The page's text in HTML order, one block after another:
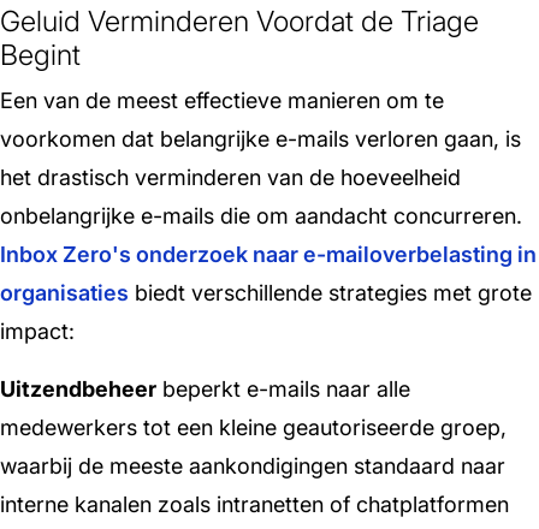
Geluid Verminderen Voordat de Triage
Begint
Een van de meest effectieve manieren om te
voorkomen dat belangrijke e-mails verloren gaan, is
het drastisch verminderen van de hoeveelheid
onbelangrijke e-mails die om aandacht concurreren.
Inbox Zero's onderzoek naar e-mailoverbelasting in
organisaties biedt verschillende strategies met grote
impact:
Uitzendbeheer beperkt e-mails naar alle
medewerkers tot een kleine geautoriseerde groep,
waarbij de meeste aankondigingen standaard naar
interne kanalen zoals intranetten of chatplatformen